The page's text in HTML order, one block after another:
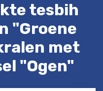
tesbih
"Groene
met
"Ogen"